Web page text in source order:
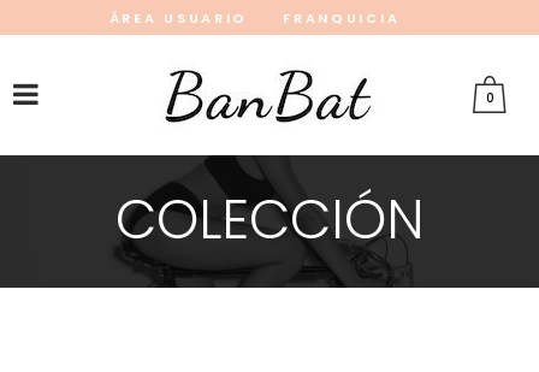
ÁREA USUARIO
FRANQUICIA
0
COLECCIÓN